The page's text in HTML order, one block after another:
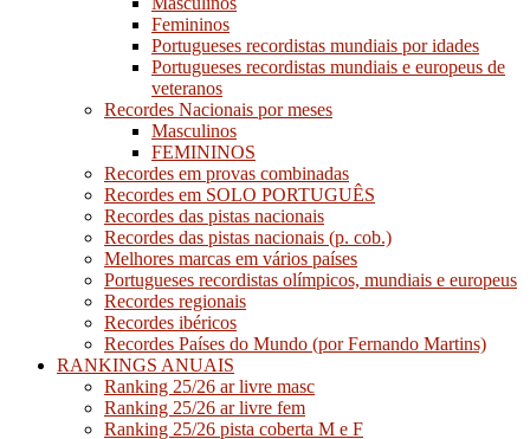
Femininos
Portugueses recordistas mundiais por idades
Portugueses recordistas mundiais e europeus de
veteranos
Recordes Nacionais por meses
Masculinos
FEMININOS
Recordes em provas combinadas
Recordes em SOLO PORTUGUÊS
Recordes das pistas nacionais
Recordes das pistas nacionais (p. cob.)
Melhores marcas em vários países
Portugueses recordistas olímpicos, mundiais e europeus
Recordes regionais
Recordes ibéricos
Recordes Países do Mundo (por Fernando Martins)
RANKINGS ANUAIS
Ranking 25/26 ar livre masc
Ranking 25/26 ar livre fem
Ranking 25/26 pista coberta M e F